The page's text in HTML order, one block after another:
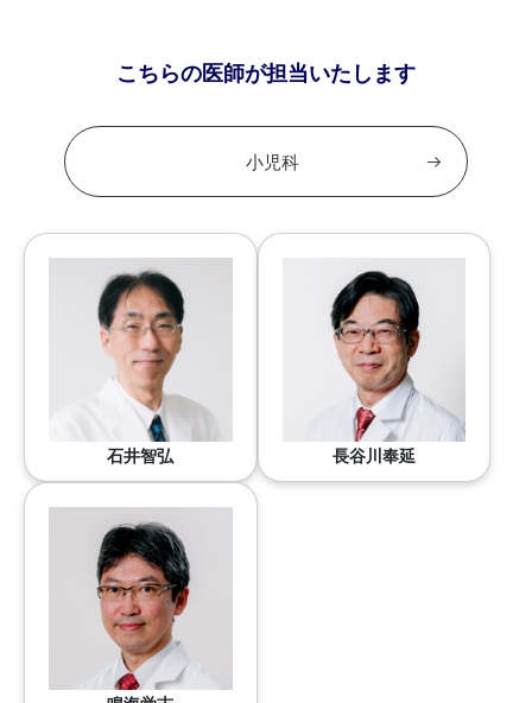
こちらの医師が担当いたします
小児科
石井智弘 長谷川奉延